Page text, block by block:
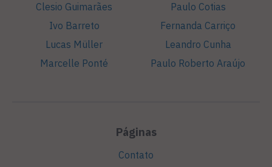
Clesio Guimarães
Ivo Barreto
Lucas Müller
Marcelle Ponté
Paulo Cotias
Fernanda Carriço
Leandro Cunha
Paulo Roberto Araújo
Páginas
Contato